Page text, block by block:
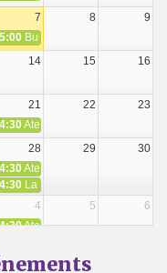
7 8
9
bien être sophrologie
Bulle d'R - Temps de
14 15
16
bien être socio esthétique
21 22
23
Atelier bien être - détente et
28 29
30
Atelier bien être socio-
La petite parenthèse -
4 5
6
bien être sophrologie
Atelier bien être - détente et